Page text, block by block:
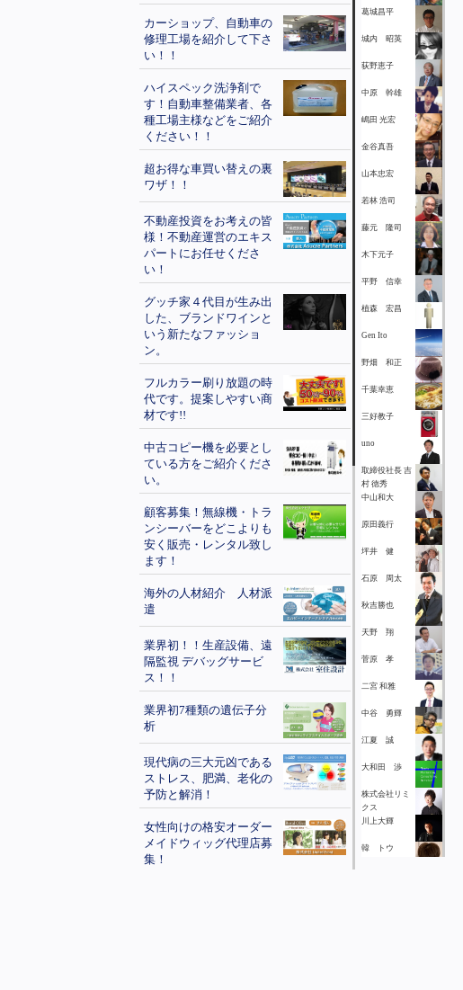
カーショップ、自動車の
修理工場を紹介して下さ
い！！
ハイスペック洗浄剤で
す！自動車整備業者、各
種工場主様などをご紹介
ください！！
超お得な車買い替えの裏
ワザ！！
不動産投資をお考えの皆
様！不動産運営のエキス
パートにお任せくださ
い！
グッチ家４代目が生み出
した、ブランドワインと
いう新たなファッショ
ン。
フルカラー刷り放題の時
代です。提案しやすい商
材です!!
中古コピー機を必要とし
ている方をご紹介くださ
い。
顧客募集！無線機・トラ
ンシーバーをどこよりも
安く販売・レンタル致し
ます！
海外の人材紹介 人材派
遣
業界初！！生産設備、遠
隔監視 デバッグサービ
ス！！
業界初7種類の遺伝子分
析
現代病の三大元凶である
ストレス、肥満、老化の
予防と解消！
女性向けの格安オーダー
メイドウィッグ代理店募
集！
葛城昌平
城内 昭英
荻野恵子
中原 幹雄
嶋田 光宏
金谷真吾
山本忠宏
若林 浩司
藤元 隆司
木下元子
平野 信幸
植森 宏昌
Gen Ito
野畑 和正
千葉幸恵
三好教子
uno
取締役社長 吉
村 徳秀
中山和大
原田義行
坪井 健
石原 周太
秋吉勝也
天野 翔
菅原 孝
二宮 和雅
中谷 勇輝
江夏 誠
大和田 渉
株式会社リミ
クス
川上大輝
韓 トウ